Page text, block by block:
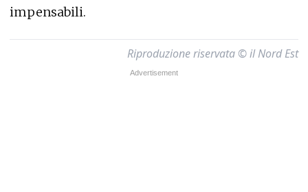
impensabili.
Riproduzione riservata © il Nord Est